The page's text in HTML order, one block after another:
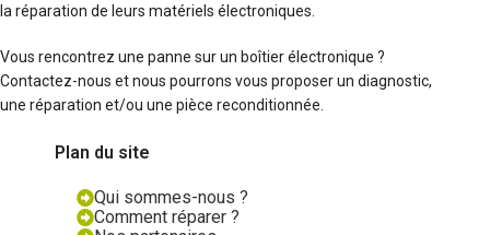
la réparation de leurs matériels électroniques.
Vous rencontrez une panne sur un boîtier électronique ?
Contactez-nous et nous pourrons vous proposer un diagnostic,
une réparation et/ou une pièce reconditionnée.
Plan du site
Qui sommes-nous ?
Comment réparer ?